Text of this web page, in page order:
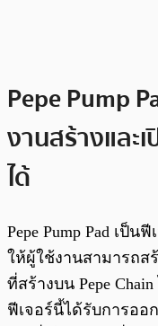
Pepe Pump
งานสร้างและ
ได้
Pepe Pump Pad เป็
ให้ผู้ใช้งานสามารถส
ที่สร้างบน Pepe
ฟีเจอร์นี้ได้รับการออ